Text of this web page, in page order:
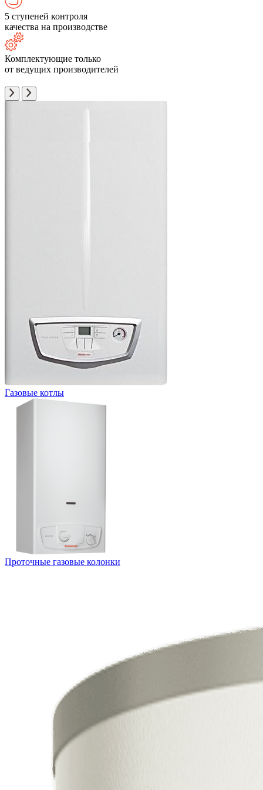
5 ступеней контроля
качества на производстве
Комплектующие только
от ведущих производителей
Газовые котлы
Проточные газовые колонки